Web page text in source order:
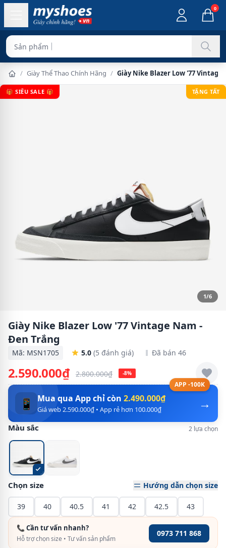
0
Sản phẩm chính hãng
/ Giày Thể Thao Chính Hãng / Giày Nike Blazer Low '77 Vintage
🎁 SIÊU SALE 🎁 TẶNG TẤT
1/6
Giày Nike Blazer Low '77 Vintage Nam -
Đen Trắng
Mã: MSN1705 5.0 (5 đánh giá) Đã bán 46
2.590.000₫ 2.800.000₫ -8%
APP -100K
→
📱 Mua qua App chỉ còn 2.490.000₫
Giá web 2.590.000₫ • App rẻ hơn 100.000₫
Màu sắc 2 lựa chọn
Chọn size Hướng dẫn chọn size
39 40 40.5 41 42 42.5 43
📞 Cần tư vấn nhanh?
Hỗ trợ chọn size • Tư vấn sản phẩm
0973 711 868